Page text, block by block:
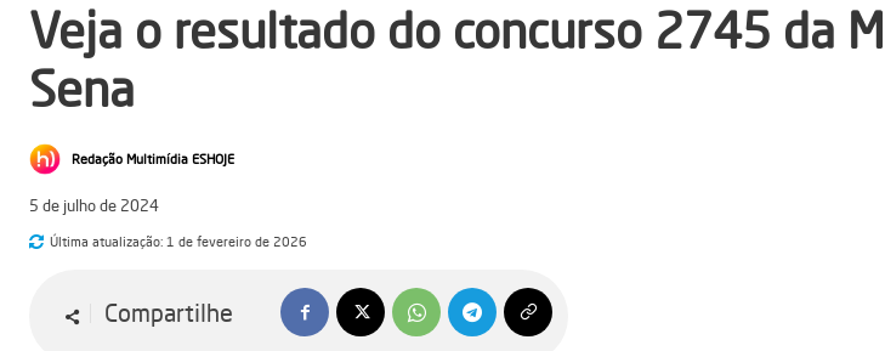
Veja o resultado do concurso 2745 da
Sena
Redação Multimídia ESHOJE
5 de julho de 2024
Última atualização: 1 de fevereiro de 2026
Compartilhe